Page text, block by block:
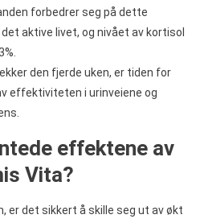
forbedrer seg på dette
aktive livet, og nivået av kortisol
den fjerde uken, er tiden for
effektiviteten i urinveiene og
effektene av
Vita?
er det sikkert å skille seg ut av økt